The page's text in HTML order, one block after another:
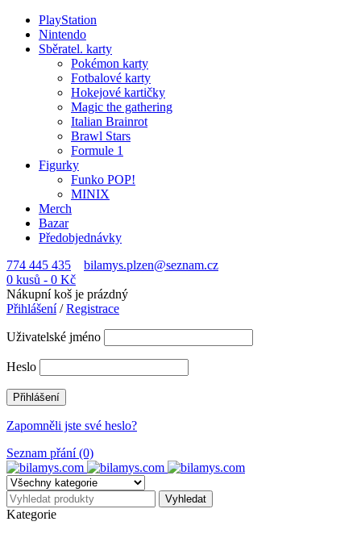
PlayStation
Nintendo
Sběratel. karty
Pokémon karty
Fotbalové karty
Hokejové kartičky
Magic the gathering
Italian Brainrot
Brawl Stars
Formule 1
Figurky
Funko POP!
MINIX
Merch
Bazar
Předobjednávky
774 445 435
bilamys.plzen@seznam.cz
0 kusů - 0 Kč
Nákupní koš je prázdný
Přihlášení/Registrace
Uživatelské jméno
Heslo
Zapomněli jste své heslo?
Seznam přání (0)
Kategorie